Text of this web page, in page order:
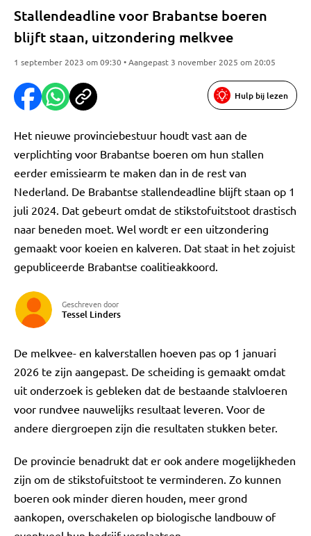
Stallendeadline voor Brabantse boeren
blijft staan, uitzondering melkvee
1 september 2023 om 09:30 • Aangepast 3 november 2025 om 20:05
Hulp bij lezen
Het nieuwe provinciebestuur houdt vast aan de
verplichting voor Brabantse boeren om hun stallen
eerder emissiearm te maken dan in de rest van
Nederland. De Brabantse stallendeadline blijft staan op 1
juli 2024. Dat gebeurt omdat de stikstofuitstoot drastisch
naar beneden moet. Wel wordt er een uitzondering
gemaakt voor koeien en kalveren. Dat staat in het zojuist
gepubliceerde Brabantse coalitieakkoord.
Geschreven door
Tessel Linders
De melkvee- en kalverstallen hoeven pas op 1 januari
2026 te zijn aangepast. De scheiding is gemaakt omdat
uit onderzoek is gebleken dat de bestaande stalvloeren
voor rundvee nauwelijks resultaat leveren. Voor de
andere diergroepen zijn die resultaten stukken beter.
De provincie benadrukt dat er ook andere mogelijkheden
zijn om de stikstofuitstoot te verminderen. Zo kunnen
boeren ook minder dieren houden, meer grond
aankopen, overschakelen op biologische landbouw of